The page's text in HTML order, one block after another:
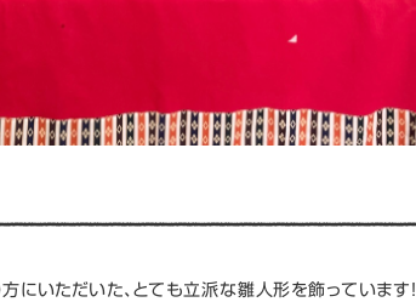
にいただいた、とても立派な雛人形を飾っています！